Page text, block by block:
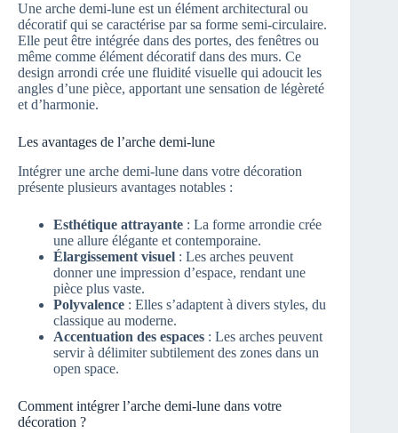
Une arche demi-lune est un élément architectural ou
décoratif qui se caractérise par sa forme semi-circulaire.
Elle peut être intégrée dans des portes, des fenêtres ou
même comme élément décoratif dans des murs. Ce
design arrondi crée une fluidité visuelle qui adoucit les
angles d’une pièce, apportant une sensation de légèreté
et d’harmonie.
Les avantages de l’arche demi-lune
Intégrer une arche demi-lune dans votre décoration
présente plusieurs avantages notables :
Esthétique attrayante : La forme arrondie crée
une allure élégante et contemporaine.
Élargissement visuel : Les arches peuvent
donner une impression d’espace, rendant une
pièce plus vaste.
Polyvalence : Elles s’adaptent à divers styles, du
classique au moderne.
Accentuation des espaces : Les arches peuvent
servir à délimiter subtilement des zones dans un
open space.
Comment intégrer l’arche demi-lune dans votre
décoration ?